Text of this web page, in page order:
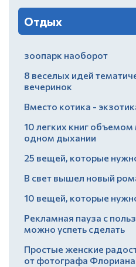
Отдых
зоопарк наоборот
8 веселых идей
вечеринок
Вместо котика -
10 легких книг
одном дыхании
25 вещей, которые
В свет вышел новый
10 вещей, которые
Рекламная пауза с
можно успеть сделать
Простые женские
от фотографа